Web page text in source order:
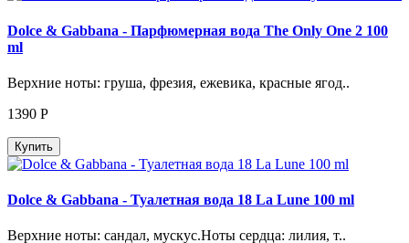
Dolce & Gabbana - Парфюмерная вода The Only One 2 100
ml
Верхние ноты: груша, фрезия, ежевика, красные ягод..
1390 Р
Купить
Dolce & Gabbana - Туалетная вода 18 La Lune 100 ml
Верхние ноты: сандал, мускус.Ноты сердца: лилия, т..